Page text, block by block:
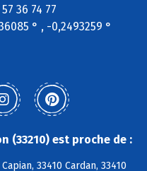
36 74 77
° , -0,2493259 °
(33210) est proche de :
33410 Cardan, 33410